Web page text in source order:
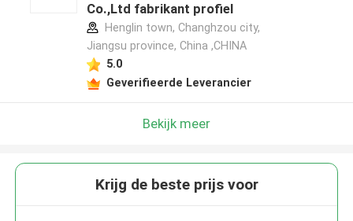
Co.,Ltd fabrikant profiel
Henglin town, Changhzou city,
Jiangsu province, China ,CHINA
5.0
Geverifieerde Leverancier
Bekijk meer
Krijg de beste prijs voor